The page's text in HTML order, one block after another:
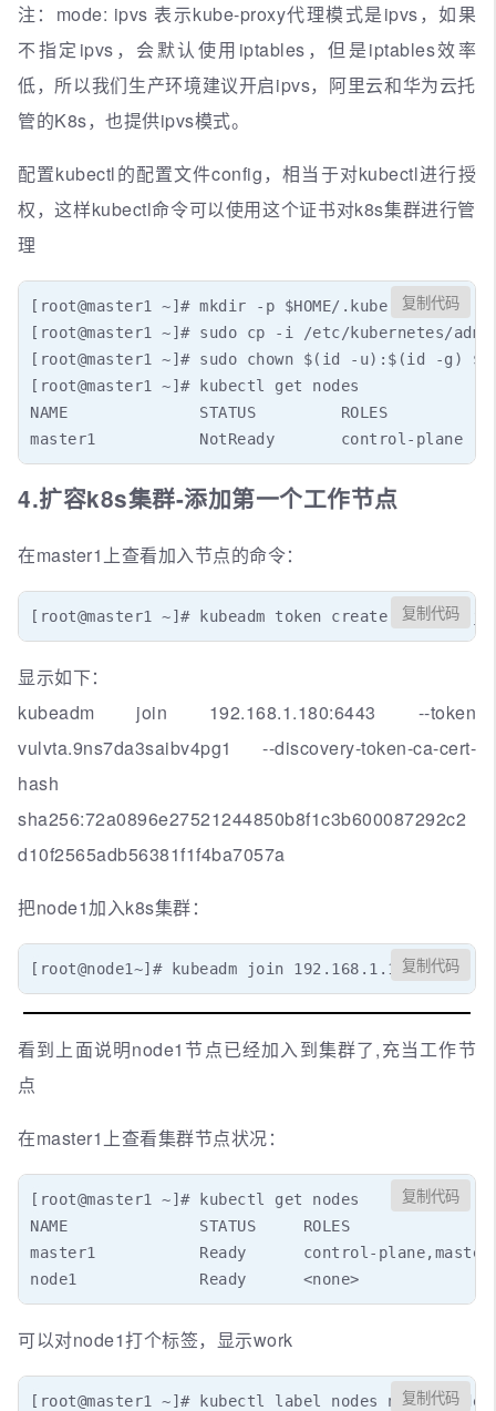
注：mode: ipvs 表示kube-proxy代理模式是ipvs，如果
不指定ipvs，会默认使用iptables，但是iptables效率
低，所以我们生产环境建议开启ipvs，阿里云和华为云托
管的K8s，也提供ipvs模式。
配置kubectl的配置文件config，相当于对kubectl进行授
权，这样kubectl命令可以使用这个证书对k8s集群进行管
理
[root@master1 ~]# mkdir -p $HOME/.kube
[root@master1 ~]# sudo cp -i /etc/kubernetes/
[root@master1 ~]# sudo chown $(id -u):$(id -g)
[root@master1 ~]# kubectl get nodes
NAME              STATUS         ROLES
master1           NotReady       control-plane
复制代码
4.扩容k8s集群-添加第一个工作节点
在master1上查看加入节点的命令：
[root@master1 ~]# kubeadm token create --print-
复制代码
显示如下：
kubeadm join 192.168.1.180:6443 --token
vulvta.9ns7da3saibv4pg1 --discovery-token-ca-cert-
hash
sha256:72a0896e27521244850b8f1c3b600087292c2
d10f2565adb56381f1f4ba7057a
把node1加入k8s集群：
[root@node1~]# kubeadm join 192.168.1.180:6443
复制代码
看到上面说明node1节点已经加入到集群了,充当工作节
点
在master1上查看集群节点状况：
[root@master1 ~]# kubectl get nodes
NAME              STATUS     ROLES
master1           Ready      control-
node1             Ready      <none>
复制代码
可以对node1打个标签，显示work
[root@master1 ~]# kubectl label nodes node1
复制代码